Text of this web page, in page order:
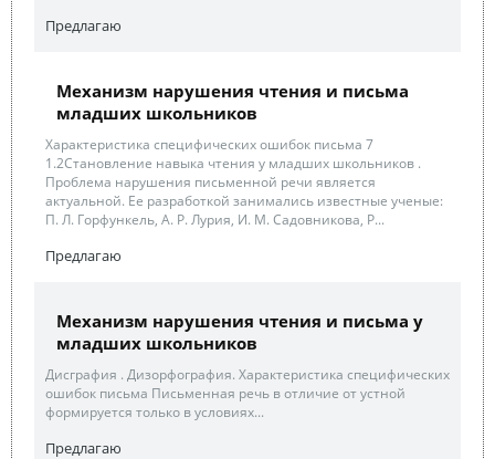
Предлагаю
Механизм нарушения чтения и письма
младших школьников
Характеристика специфических ошибок письма 7
1.2Становление навыка чтения у младших школьников .
Проблема нарушения письменной речи является
актуальной. Ее разработкой занимались известные ученые:
П. Л. Горфункель, А. Р. Лурия, И. М. Садовникова, Р...
Предлагаю
Механизм нарушения чтения и письма у
младших школьников
Дисграфия . Дизорфография. Характеристика специфических
ошибок письма Письменная речь в отличие от устной
формируется только в условиях...
Предлагаю